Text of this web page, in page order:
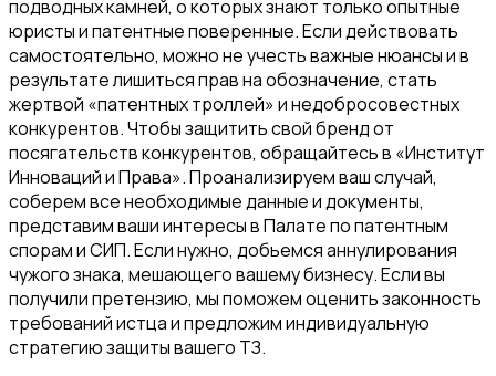
подводных камней, о которых знают только опытные
юристы и патентные поверенные. Если действовать
самостоятельно, можно не учесть важные нюансы и в
результате лишиться прав на обозначение, стать
жертвой «патентных троллей» и недобросовестных
конкурентов. Чтобы защитить свой бренд от
посягательств конкурентов, обращайтесь в «Институт
Инноваций и Права». Проанализируем ваш случай,
соберем все необходимые данные и документы,
представим ваши интересы в Палате по патентным
спорам и СИП. Если нужно, добьемся аннулирования
чужого знака, мешающего вашему бизнесу. Если вы
получили претензию, мы поможем оценить законность
требований истца и предложим индивидуальную
стратегию защиты вашего ТЗ.